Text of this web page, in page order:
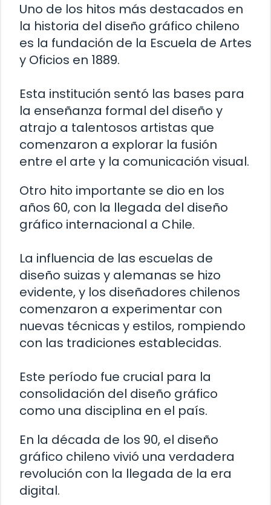
Uno de los hitos más destacados en
la historia del diseño gráfico chileno
es la fundación de la Escuela de Artes
y Oficios en 1889.
Esta institución sentó las bases para
la enseñanza formal del diseño y
atrajo a talentosos artistas que
comenzaron a explorar la fusión
entre el arte y la comunicación visual.
Otro hito importante se dio en los
años 60, con la llegada del diseño
gráfico internacional a Chile.
La influencia de las escuelas de
diseño suizas y alemanas se hizo
evidente, y los diseñadores chilenos
comenzaron a experimentar con
nuevas técnicas y estilos, rompiendo
con las tradiciones establecidas.
Este período fue crucial para la
consolidación del diseño gráfico
como una disciplina en el país.
En la década de los 90, el diseño
gráfico chileno vivió una verdadera
revolución con la llegada de la era
digital.